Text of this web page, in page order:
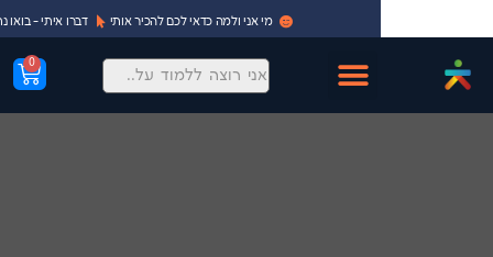
מי אני ולמה כדאי לכם להכיר אותי דברו איתי - בואו נתחיל!
0